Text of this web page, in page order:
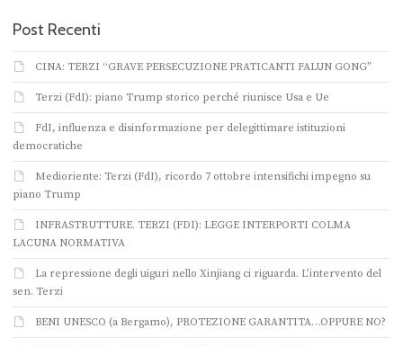
Post Recenti
CINA: TERZI “GRAVE PERSECUZIONE PRATICANTI FALUN GONG”
Terzi (FdI): piano Trump storico perché riunisce Usa e Ue
FdI, influenza e disinformazione per delegittimare istituzioni
democratiche
Medioriente: Terzi (FdI), ricordo 7 ottobre intensifichi impegno su
piano Trump
INFRASTRUTTURE. TERZI (FDI): LEGGE INTERPORTI COLMA
LACUNA NORMATIVA
La repressione degli uiguri nello Xinjiang ci riguarda. L’intervento del
sen. Terzi
BENI UNESCO (a Bergamo), PROTEZIONE GARANTITA…OPPURE NO?